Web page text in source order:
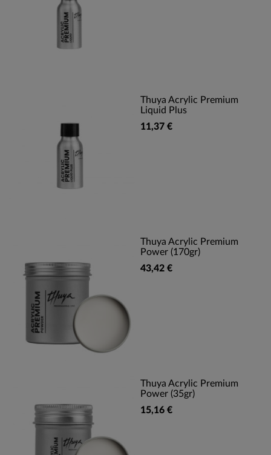
Thuya Acrylic Premium
Liquid Plus
11,37 €
Thuya Acrylic Premium
Power (170gr)
43,42 €
Thuya Acrylic Premium
Power (35gr)
15,16 €